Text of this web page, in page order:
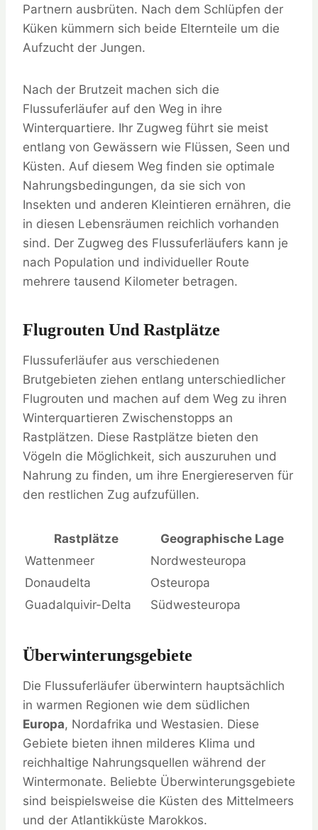
Partnern ausbrüten. Nach dem Schlüpfen der
Küken kümmern sich beide Elternteile um die
Aufzucht der Jungen.
Nach der Brutzeit machen sich die
Flussuferläufer auf den Weg in ihre
Winterquartiere. Ihr Zugweg führt sie meist
entlang von Gewässern wie Flüssen, Seen und
Küsten. Auf diesem Weg finden sie optimale
Nahrungsbedingungen, da sie sich von
Insekten und anderen Kleintieren ernähren, die
in diesen Lebensräumen reichlich vorhanden
sind. Der Zugweg des Flussuferläufers kann je
nach Population und individueller Route
mehrere tausend Kilometer betragen.
Flugrouten Und Rastplätze
Flussuferläufer aus verschiedenen
Brutgebieten ziehen entlang unterschiedlicher
Flugrouten und machen auf dem Weg zu ihren
Winterquartieren Zwischenstopps an
Rastplätzen. Diese Rastplätze bieten den
Vögeln die Möglichkeit, sich auszuruhen und
Nahrung zu finden, um ihre Energiereserven für
den restlichen Zug aufzufüllen.
Rastplätze
Geographische Lage
Wattenmeer
Nordwesteuropa
Donaudelta
Osteuropa
Guadalquivir-Delta
Südwesteuropa
Überwinterungsgebiete
Die Flussuferläufer überwintern hauptsächlich
in warmen Regionen wie dem südlichen
Europa, Nordafrika und Westasien. Diese
Gebiete bieten ihnen milderes Klima und
reichhaltige Nahrungsquellen während der
Wintermonate. Beliebte Überwinterungsgebiete
sind beispielsweise die Küsten des Mittelmeers
und der Atlantikküste Marokkos.